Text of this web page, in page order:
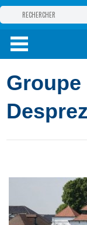
GROUPE
PRODUITS
INFOSET SERVICES
Desprez